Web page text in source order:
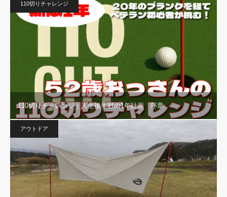
110切りチャレンジ
110切りチャレンジ｜人生後半戦の1年計画 序章
アウトドア